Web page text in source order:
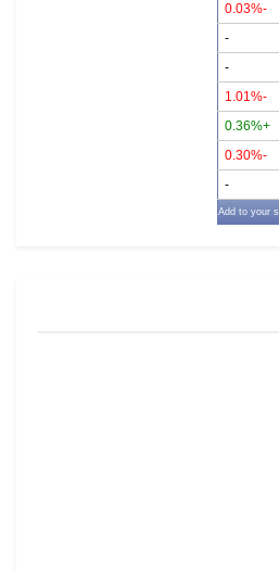
-0.03%
-
-
-1.01%
+0.36%
-0.30%
-